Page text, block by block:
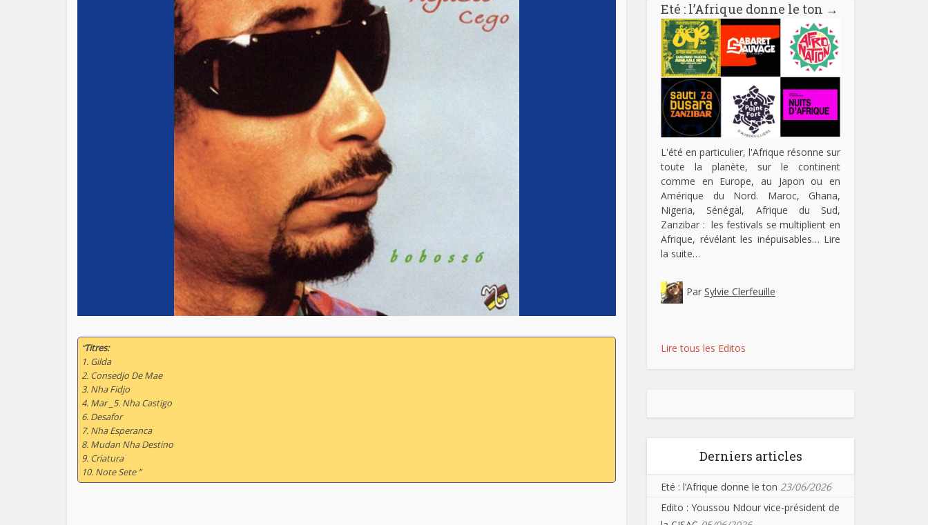
“Titres:
1. Gilda
2. Consedjo De Mae
3. Nha Fidjo
4. Mar _5. Nha Castigo
6. Desafor
7. Nha Esperanca
8. Mudan Nha Destino
9. Criatura
10. Note Sete ”
Eté : l’Afrique donne le ton →
L'été en particulier, l'Afrique résonne sur
toute la planète, sur le continent
comme en Europe, au Japon ou en
Amérique du Nord. Maroc, Ghana,
Nigeria, Sénégal, Afrique du Sud,
Zanzibar : les festivals se multiplient en
Afrique, révélant les inépuisables… Lire
la suite…
Par Sylvie Clerfeuille
Lire tous les Editos
Derniers articles
Eté : l’Afrique donne le ton 23/06/2026
Edito : Youssou Ndour vice-président de